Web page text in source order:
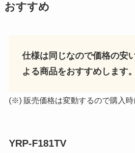
おすすめ
仕様は同じなので価格の安
よる商品をおすすめします。
(※) 販売価格は変動するので購入時
YRP-F181TV